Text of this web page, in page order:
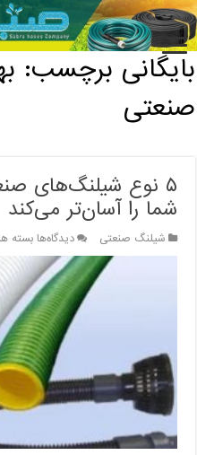
خانه / بایگانی برچسب: بهترین
بایگانی برچسب:
صنعتی
۵ نوع شیلنگ‌های
شما را آسان‌تر می‌کند
شیلنگ صنعتی دیدگاه‌هابرای
۵
نوع
صنعتی
که
زندگی
کاری
شما
را
آسان‌تر
می‌کند
بسته